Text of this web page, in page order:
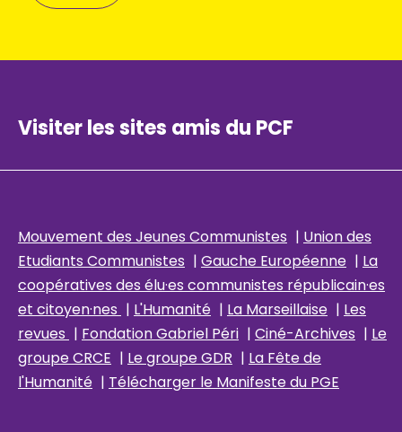
Visiter les sites amis du PCF
Mouvement des Jeunes Communistes | Union des
Etudiants Communistes | Gauche Européenne | La
coopératives des élu·es communistes républicain·es
et citoyen·nes | L'Humanité | La Marseillaise | Les
revues | Fondation Gabriel Péri | Ciné-Archives | Le
groupe CRCE | Le groupe GDR | La Fête de
l'Humanité | Télécharger le Manifeste du PGE